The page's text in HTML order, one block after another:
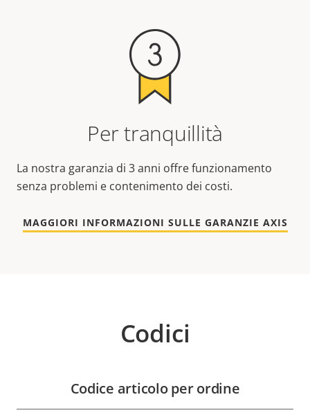
Per tranquillità
La nostra garanzia di 3 anni offre funzionamento
senza problemi e contenimento dei costi.
MAGGIORI INFORMAZIONI SULLE GARANZIE AXIS
Codici
Codice articolo per ordine